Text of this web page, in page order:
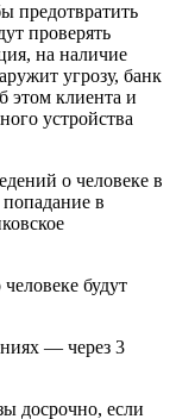
предотвратить
проверять
на наличие
угрозу, банк
этом клиента и
устройства
о человеке в
в
будут
— через 3
досрочно, если